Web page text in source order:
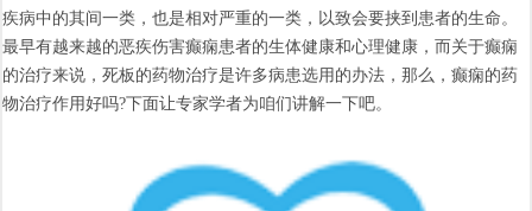
疾病中的其间一类，也是相对严重的一类，以致会要挟到患者的生命。
最早有越来越的恶疾伤害癫痫患者的生体健康和心理健康，而关于癫痫
的治疗来说，死板的药物治疗是许多病患选用的办法，那么，癫痫的药
物治疗作用好吗?下面让专家学者为咱们讲解一下吧。